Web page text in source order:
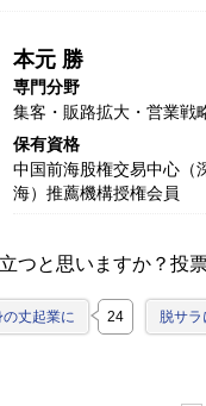
本元 勝
専門分野
集客・販路拡大・営業戦
保有資格
中国前海股権交易中心（
海）推薦機構授権会員
つと思いますか？投
の丈起業に 24 脱サラ